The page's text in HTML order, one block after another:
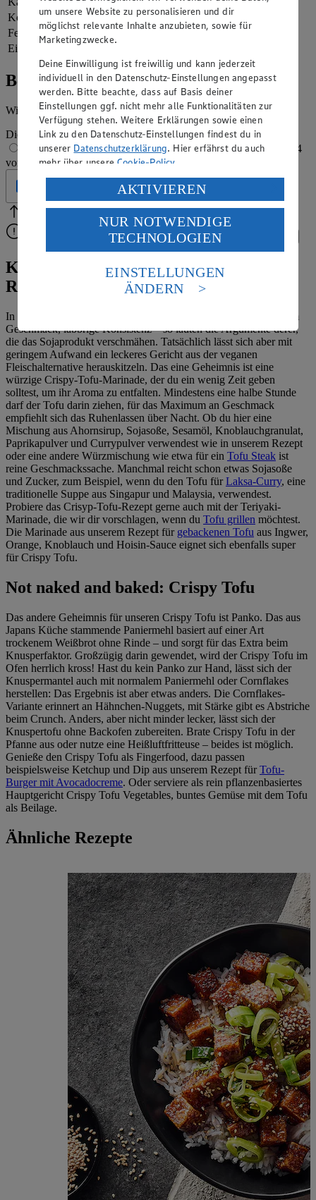
Kohlenhydrate 47 g
Fett
17 g
Eiweiß
32 g
Bewertung
Wie hat es dir geschmeckt?
Die Bewertung wird automatisch gespeichert
1 von 5 Sternen
2 von 5 Sternen 3 von 5 Sternen
4
von 5 Sternen
5 von 5 Sternen
Bitte Pfeile benutzen
Vielen Dank für deine Bewertung.
Bitte wähle eine Bewertung aus, um fortzufahren.
Knusper, knusper Soja: Crispy-Tofu-
Rezept
In Reinform ist
für die meisten kein Gaumenschmaus: Kaum
Geschmack, labbrige Konsistenz – so lauten die Argumente derer,
die das Sojaprodukt verschmähen. Tatsächlich lässt sich aber mit
geringem Aufwand ein leckeres Gericht aus der veganen
Fleischalternative herauskitzeln. Das eine Geheimnis ist eine
würzige Crispy-Tofu-Marinade, der du ein wenig Zeit geben
solltest, um ihr Aroma zu entfalten. Mindestens eine halbe Stunde
darf der Tofu darin ziehen, für das Maximum an Geschmack
empfiehlt sich das Ruhenlassen über Nacht. Ob du hier eine
Mischung aus Ahornsirup, Sojasoße, Sesamöl, Knoblauchgranulat,
Paprikapulver und Currypulver verwendest wie in unserem Rezept
oder eine andere Würzmischung wie etwa für ein Tofu Steak ist
reine Geschmackssache. Manchmal reicht schon etwas Sojasoße
und Zucker, zum Beispiel, wenn du den Tofu fürLaksa-Curry, eine
traditionelle Suppe aus Singapur und Malaysia, verwendest.
Probiere das Crisyp-Tofu-Rezept gerne auch mit der Teriyaki-
Marinade, die wir dir vorschlagen, wenn du Tofu grillen möchtest.
Die Marinade aus unserem Rezept für gebackenen Tofu aus Ingwer,
Orange, Knoblauch und Hoisin-Sauce eignet sich ebenfalls super
für Crispy Tofu.
Not naked and baked: Crispy Tofu
Das andere Geheimnis für unseren Crispy Tofu ist Panko. Das aus
Japans Küche stammende Paniermehl basiert auf einer Art
trockenem Weißbrot ohne Rinde – und sorgt für das Extra beim
Knusperfaktor. Großzügig darin gewendet, wird der Crispy Tofu im
Ofen herrlich kross! Hast du kein Panko zur Hand, lässt sich der
Knuspermantel auch mit normalem Paniermehl oder Cornflakes
herstellen: Das Ergebnis ist aber etwas anders. Die Cornflakes-
Variante erinnert an Hähnchen-Nuggets, mit Stärke gibt es Abstriche
beim Crunch. Anders, aber nicht minder lecker, lässt sich der
Knuspertofu ohne Backofen zubereiten. Brate Crispy Tofu in der
Pfanne aus oder nutze eine Heißluftfritteuse – beides ist möglich.
Genieße den Crispy Tofu als Fingerfood, dazu passen
beispielsweise Ketchup und Dip aus unserem Rezept fürTofu-
Burger mit Avocadocreme. Oder serviere als rein pflanzenbasiertes
Hauptgericht Crispy Tofu Vegetables, buntes Gemüse mit dem Tofu
als Beilage.
Ähnliche Rezepte
um unsere Website zu personalisieren und dir
möglichst relevante Inhalte anzubieten, sowie für
Marketingzwecke.
Deine Einwilligung ist freiwillig und kann jederzeit
individuell in den Datenschutz-Einstellungen angepasst
werden. Bitte beachte, dass auf Basis deiner
Einstellungen ggf. nicht mehr alle Funktionalitäten zur
Verfügung stehen. Weitere Erklärungen sowie einen
Link zu den Datenschutz-Einstellungen findest du in
unserer Datenschutzerklärung. Hier erfährst du auch
mehr über unsereCookie-Policy.
Verarbeitung deiner personenbezogenen Daten in den
USA durch Facebook und YouTube:
Wenn du auf „Aktivieren“ klickst, willigst du im Sinne
des Art. 49 Abs. 1 Satz 1 lit. a) DSGVO ein, dass deine
Daten in den USA verarbeitet werden. Der EuGH sieht
die USA als Land mit einem nach europäischen
Standards nicht angemessenen Datenschutzniveau an.
Es besteht das Risiko eines Zugriffs durch US-
Informationen zum Herausgeber der Seite findest du
imImpressum
AKTIVIEREN
NUR NOTWENDIGE
TECHNOLOGIEN
EINSTELLUNGEN
ÄNDERN